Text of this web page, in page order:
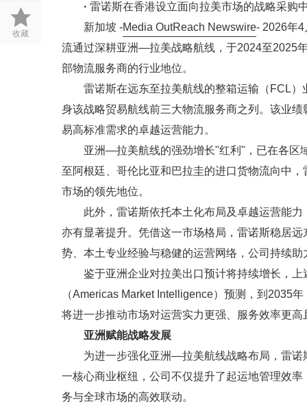
收藏
· 雷诺斯在香港设立面向拉美市场的战略采购
新加坡 -Media OutReach Newswire- 2026年
流通过深耕亚洲—拉美战略航线，于2024至2025
部物流服务商的行业地位。
雷诺斯在远东至拉美航线的整箱运输（FCL
身该战略贸易航线前三大物流服务商之列。该业
易高标准需求的卓越运营能力。
亚洲—拉美航线的强劲增长"红利"，已在各区
至阿根廷、哥伦比亚和巴拉圭的进口货物流向中
市场的领先地位。
此外，雷诺斯依托本土化布局及卓越运营能
亦有显著提升。凭借这一市场格局，雷诺斯稳居
势、本土专业经验与稳健的运营网络，公司持续
鉴于亚洲企业对拉美出口预计将持续增长，
（Americas Market Intelligence）预测，到2035
将进一步推动市场对运营实力更强、服务效率更
亚洲赋能战略发展
为进一步强化亚洲—拉美航线战略布局，雷
一核心商业枢纽，公司不仅提升了起运地管理效
务与全球市场的高效联动。